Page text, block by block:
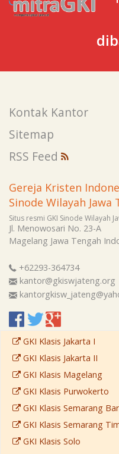
Kontak Kantor
Sitemap
RSS Feed
Gereja Kristen
Sinode Wilayah Jawa
Situs resmi GKI Sinode Wilayah
Jl. Menowosari No. 23-A
Magelang Jawa Tengah
+62293-364734
kantor@gkiswjateng.org
GKI Klasis Jakarta I
GKI Klasis Jakarta II
GKI Klasis Magelang
GKI Klasis Purwokerto
GKI Klasis Semarang
GKI Klasis Semarang
GKI Klasis Solo